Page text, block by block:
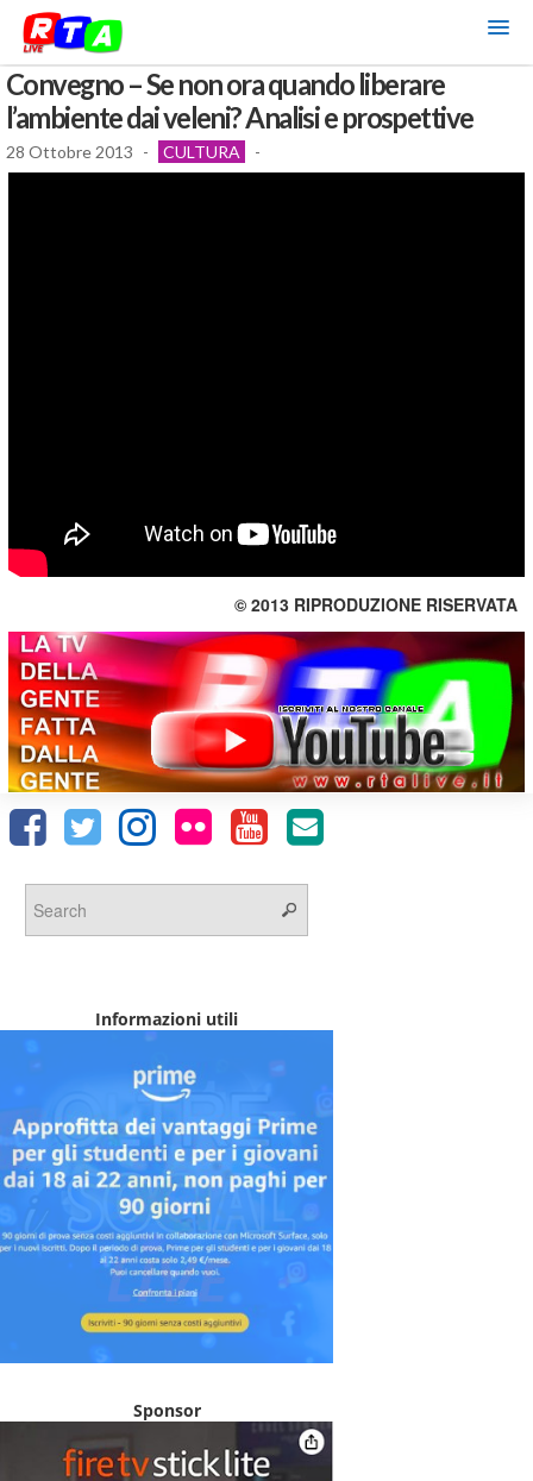
Convegno – Se non ora quando liberare
l’ambiente dai veleni? Analisi e prospettive
28 Ottobre 2013 - CULTURA -
© 2013 RIPRODUZIONE RISERVATA
Informazioni utili
Sponsor